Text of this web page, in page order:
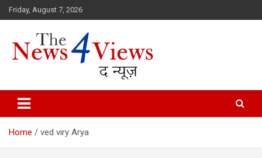
Skip
to
Friday, August 7, 2026
TheNews4Views
Home ved viry Arya